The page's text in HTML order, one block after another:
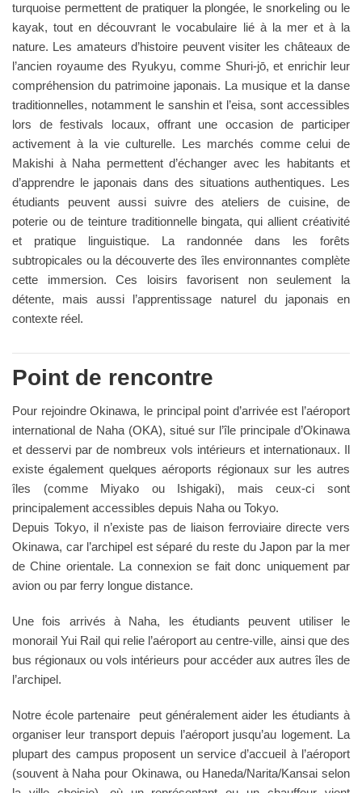
turquoise permettent de pratiquer la plongée, le snorkeling ou le
kayak, tout en découvrant le vocabulaire lié à la mer et à la
nature. Les amateurs d’histoire peuvent visiter les châteaux de
l’ancien royaume des Ryukyu, comme Shuri-jō, et enrichir leur
compréhension du patrimoine japonais. La musique et la danse
traditionnelles, notamment le sanshin et l’eisa, sont accessibles
lors de festivals locaux, offrant une occasion de participer
activement à la vie culturelle. Les marchés comme celui de
Makishi à Naha permettent d’échanger avec les habitants et
d’apprendre le japonais dans des situations authentiques. Les
étudiants peuvent aussi suivre des ateliers de cuisine, de
poterie ou de teinture traditionnelle bingata, qui allient créativité
et pratique linguistique. La randonnée dans les forêts
subtropicales ou la découverte des îles environnantes complète
cette immersion. Ces loisirs favorisent non seulement la
détente, mais aussi l’apprentissage naturel du japonais en
contexte réel.
Point de rencontre
Pour rejoindre Okinawa, le principal point d’arrivée est l’aéroport
international de Naha (OKA), situé sur l’île principale d’Okinawa
et desservi par de nombreux vols intérieurs et internationaux. Il
existe également quelques aéroports régionaux sur les autres
îles (comme Miyako ou Ishigaki), mais ceux-ci sont
principalement accessibles depuis Naha ou Tokyo.
Depuis Tokyo, il n’existe pas de liaison ferroviaire directe vers
Okinawa, car l’archipel est séparé du reste du Japon par la mer
de Chine orientale. La connexion se fait donc uniquement par
avion ou par ferry longue distance.
Une fois arrivés à Naha, les étudiants peuvent utiliser le
monorail Yui Rail qui relie l’aéroport au centre-ville, ainsi que des
bus régionaux ou vols intérieurs pour accéder aux autres îles de
l’archipel.
Notre école partenaire peut généralement aider les étudiants à
organiser leur transport depuis l’aéroport jusqu’au logement. La
plupart des campus proposent un service d’accueil à l’aéroport
(souvent à Naha pour Okinawa, ou Haneda/Narita/Kansai selon